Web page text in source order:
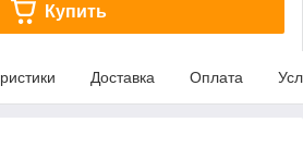
Купить
Доставка Оплата